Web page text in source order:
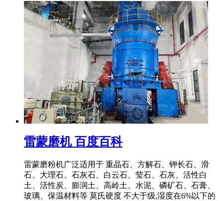
雷蒙磨机 百度百科
雷蒙磨粉机广泛适用于 重晶石、方解石、钾长石、滑
石、大理石、石灰石、白云石、莹石、石灰、活性白
土、活性炭、膨润土、高岭土、水泥、磷矿石、石膏、
玻璃、保温材料等 莫氏硬度 不大于级,湿度在6%以下的